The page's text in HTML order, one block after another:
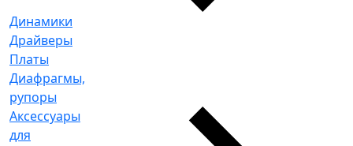
Динамики
Драйверы
Платы
Диафрагмы,
рупоры
Аксессуары
для